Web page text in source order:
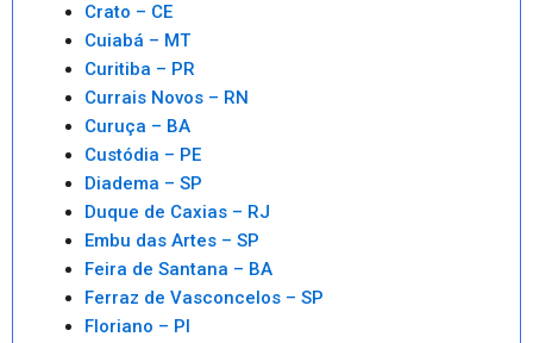
Crato – CE
Cuiabá – MT
Curitiba – PR
Currais Novos – RN
Curuça – BA
Custódia – PE
Diadema – SP
Duque de Caxias – RJ
Embu das Artes – SP
Feira de Santana – BA
Ferraz de Vasconcelos – SP
Floriano – PI